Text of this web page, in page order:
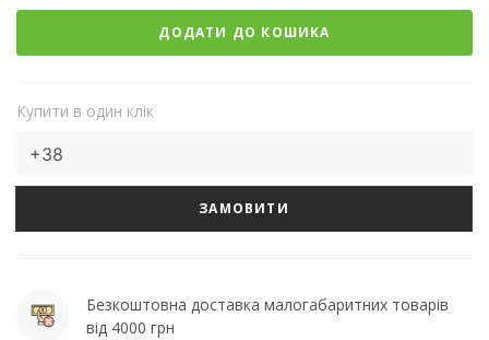
ДОДАТИ ДО КОШИКА
Купити в один клік
ЗАМОВИТИ
Безкоштовна доставка малогабаритних товарів
від 4000 грн